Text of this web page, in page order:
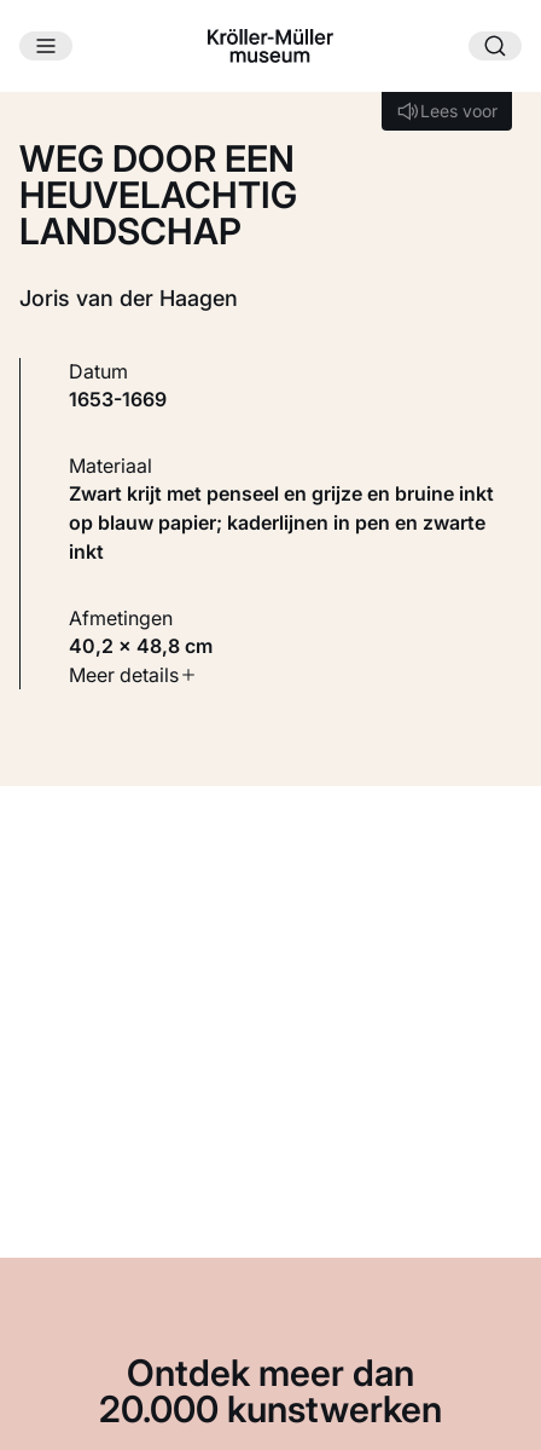
Ga naar hoofdinhoud
Lees voor
Lees voor
WEG DOOR EEN
HEUVELACHTIG
LANDSCHAP
Joris van der Haagen
Datum
1653-1669
Materiaal
Zwart krijt met penseel en grijze en bruine inkt
op blauw papier; kaderlijnen in pen en zwarte
inkt
Afmetingen
40,2 × 48,8 cm
Soort werk
Meer details
Ontdek meer dan
20.000 kunstwerken